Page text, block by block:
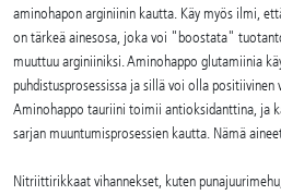
aminohapon arginiinin kautta. Käy myös ilmi,
on tärkeä ainesosa, joka voi "boostata"
muuttuu arginiiniksi. Aminohappo glutamiinia
puhdistusprosessissa ja sillä voi olla positiivinen
Aminohappo tauriini toimii antioksidanttina, ja
sarjan muuntumisprosessien kautta. Nämä
Nitriittirikkaat vihannekset, kuten